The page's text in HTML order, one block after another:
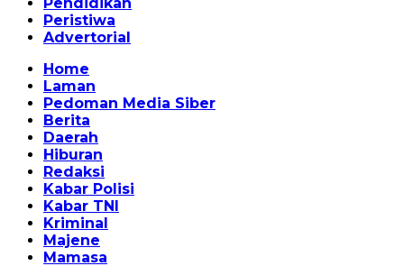
Peristiwa
Advertorial
Home
Laman
Pedoman Media Siber
Berita
Daerah
Hiburan
Redaksi
Kabar Polisi
Kabar TNI
Kriminal
Majene
Mamasa